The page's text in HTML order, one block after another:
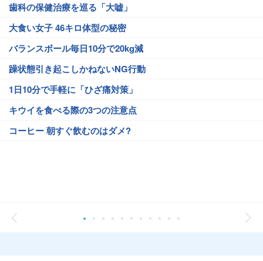
歯科の保健治療を巡る「大嘘」
大食い女子 46キロ体型の秘密
バランスボール毎日10分で20kg減
躁状態引き起こしかねないNG行動
1日10分で手軽に「ひざ痛対策」
キウイを食べる際の3つの注意点
コーヒー 朝すぐ飲むのはダメ?